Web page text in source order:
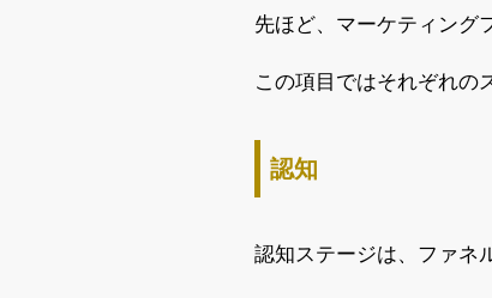
先ほど、マーケティング
この項目ではそれぞれの
認知
認知ステージは、ファネ